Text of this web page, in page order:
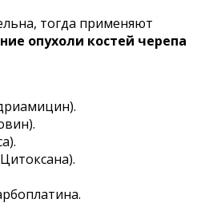
тогда применяют
опухоли костей черепа